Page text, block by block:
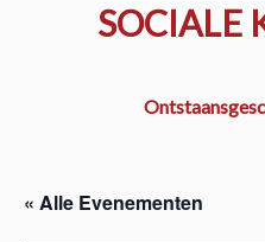
SOCIALE
« Alle Evenementen